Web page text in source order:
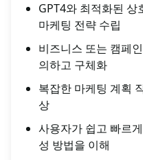
GPT4와 최적화된 상
마케팅 전략 수립
비즈니스 또는 캠페
의하고 구체화
복잡한 마케팅 계획
상
사용자가 쉽고 빠르
성 방법을 이해